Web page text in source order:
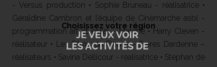
- Versus production • Sophie Bruneau - réalisatrice •
Géraldine Cambron et l’équipe de Cinémarche asbl -
programmation art et essai – Marche • Harry Cleven -
réalisateur • Les Films du Fleuve - Frères Dardenne –
réalisateurs • Savina Dellicour - réalisatrice • Stephan de
Choisissez votre région